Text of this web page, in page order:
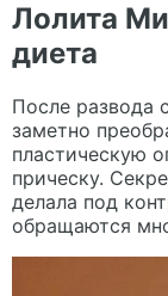
Лолита
диета
После развода
заметно
пластическую
прическу.
делала под
обращаются